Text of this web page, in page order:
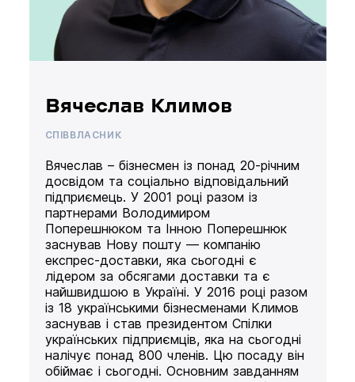
Вячеслав Климов
СПІВВЛАСНИК
Вячеслав – бізнесмен із понад 20-річним
досвідом та соціально відповідальний
підприємець. У 2001 році разом із
партнерами Володимиром
Поперешнюком та Інною Поперешнюк
заснував Нову пошту — компанію
експрес-доставки, яка сьогодні є
лідером за обсягами доставки та є
найшвидшою в Україні. У 2016 році разом
із 18 українськими бізнесменами Климов
заснував і став президентом Спілки
українських підприємців, яка на сьогодні
налічує понад 800 членів. Цю посаду він
обіймає і сьогодні. Основним завданням